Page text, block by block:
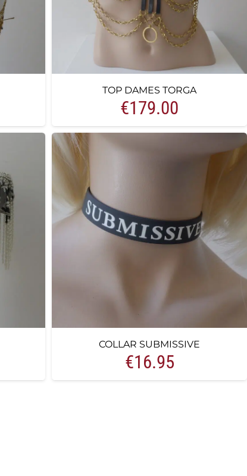
TOP DAMES TORGA
€179.00
COLLAR SUBMISSIVE
€16.95